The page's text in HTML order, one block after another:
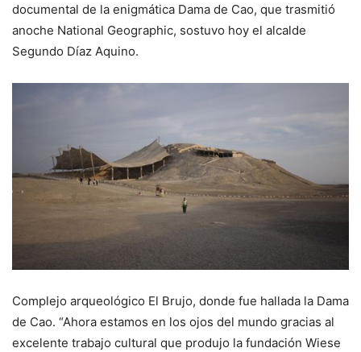
documental de la enigmática Dama de Cao, que trasmitió
anoche National Geographic, sostuvo hoy el alcalde
Segundo Díaz Aquino.
Complejo arqueológico El Brujo, donde fue hallada la Dama
de Cao. “Ahora estamos en los ojos del mundo gracias al
excelente trabajo cultural que produjo la fundación Wiese